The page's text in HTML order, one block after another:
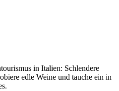
in Italien: Schlendere
edle Weine und tauche ein in